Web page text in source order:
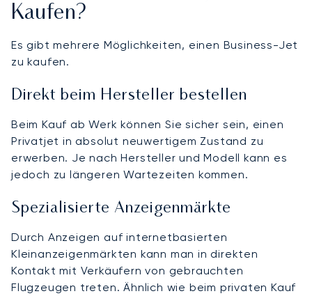
Kaufen?
Es gibt mehrere Möglichkeiten, einen Business-Jet
zu kaufen.
Direkt beim Hersteller bestellen
Beim Kauf ab Werk können Sie sicher sein, einen
Privatjet in absolut neuwertigem Zustand zu
erwerben. Je nach Hersteller und Modell kann es
jedoch zu längeren Wartezeiten kommen.
Spezialisierte Anzeigenmärkte
Durch Anzeigen auf internetbasierten
Kleinanzeigenmärkten kann man in direkten
Kontakt mit Verkäufern von gebrauchten
Flugzeugen treten. Ähnlich wie beim privaten Kauf